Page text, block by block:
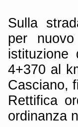
Sulla
per
4+370 al
Casciano,
Rettifica
ordinanza